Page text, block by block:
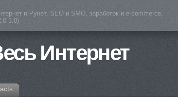
и Рунет, SEO и SMO, заработок и e-commerce,
3.0)
Интернет